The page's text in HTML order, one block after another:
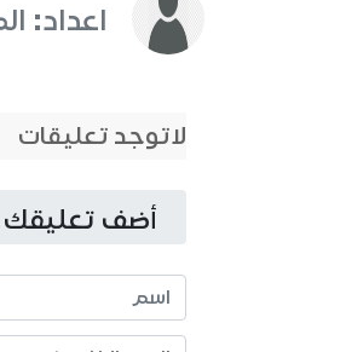
اعداد:
لاتوجد تعليقات
أضف تعليقك